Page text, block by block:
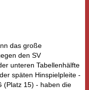
das große
den SV
unteren Tabellenhälfte
späten Hinspielpleite -
(Platz 15) - haben die